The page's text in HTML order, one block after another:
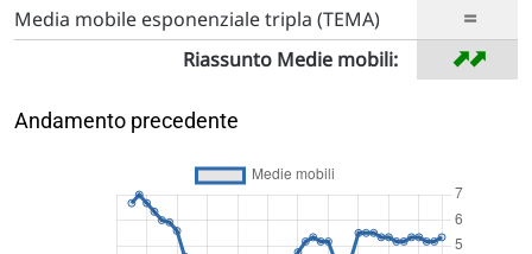
Media mobile esponenziale tripla (TEMA) =
Riassunto Medie mobili: ➡
➡
Andamento precedente